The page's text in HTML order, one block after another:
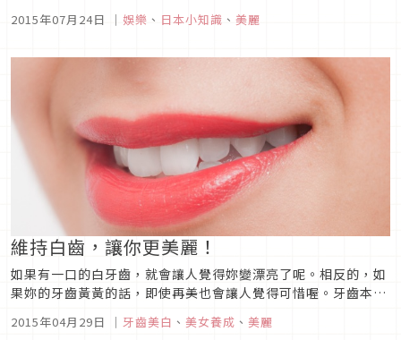
～50多歲的女性，透過網路調查「美麗所帶來的經濟效益」。這
2015年07月24日 ｜ 娛樂 、 日本小知識 、 美麗
維持白齒，讓你更美麗！
如果有一口的白牙齒，就會讓人覺得妳變漂亮了呢。相反的，如
果妳的牙齒黃黃的話，即使再美也會讓人覺得可惜喔。牙齒本來
實只要小心一點，就可以保持牙齒潔白了呢。■喝東西時用吸管
2015年04月29日 ｜ 牙齒美白 、 美女養成 、 美麗